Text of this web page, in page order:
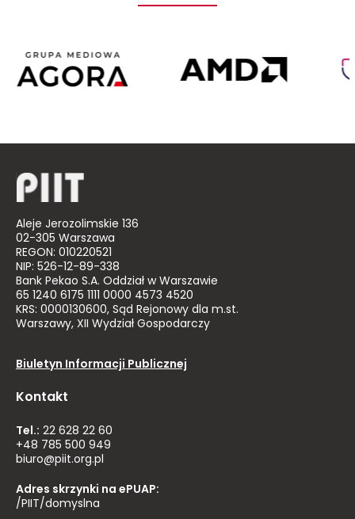
Agora
Poland
Aleje Jerozolimskie 136
02-305 Warszawa
REGON: 010220521
NIP: 526-12-89-338
Bank Pekao S.A. Oddział w Warszawie
65 1240 6175 1111 0000 4573 4520
KRS: 0000130600, Sąd Rejonowy dla m.st.
Warszawy, XII Wydział Gospodarczy
Biuletyn Informacji Publicznej
Kontakt
Tel.: 22 628 22 60
+48 785 500 949
biuro@piit.org.pl
Adres skrzynki na ePUAP:
/PIIT/domyslna